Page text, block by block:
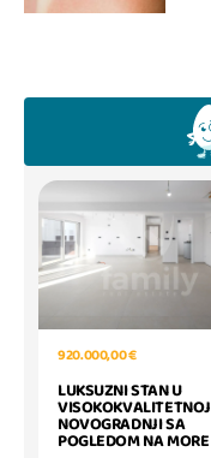
920.000,00 €
LUKSUZNI STAN U
VISOKOKVALITETNOJ
NOVOGRADNJI SA
POGLEDOM NA MORE